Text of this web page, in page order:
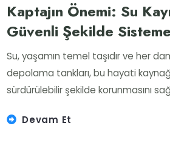
Kaptajın Önemi: Su
Güvenli Şekilde Sisteme
Su, yaşamın temel taşıdır ve her
depolama tankları, bu hayati
sürdürülebilir şekilde korunmasını
Devam Et